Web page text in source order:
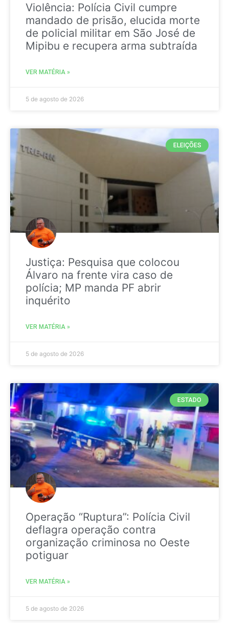
Violência: Polícia Civil cumpre
mandado de prisão, elucida morte
de policial militar em São José de
Mipibu e recupera arma subtraída
VER MATÉRIA »
5 de agosto de 2026
ELEIÇÕES
Justiça: Pesquisa que colocou
Álvaro na frente vira caso de
polícia; MP manda PF abrir
inquérito
VER MATÉRIA »
5 de agosto de 2026
ESTADO
Operação “Ruptura”: Polícia Civil
deflagra operação contra
organização criminosa no Oeste
potiguar
VER MATÉRIA »
5 de agosto de 2026